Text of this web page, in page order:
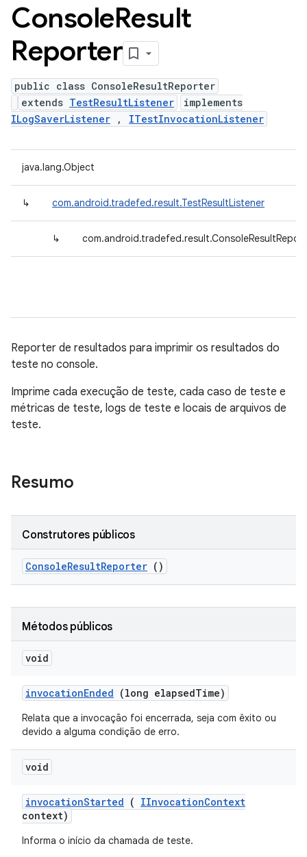
ConsoleResult
Reporter
public class ConsoleResultReporter
extends TestResultListener
implements
ILogSaverListener , ITestInvocationListener
java.lang.Object
↳ com.android.tradefed.result.TestResultListener
↳
Reporter de resultados para imprimir os resultados do
teste no console.
Imprime cada execução de teste, cada caso de teste e
métricas de teste, logs de teste e locais de arquivos de
teste.
Resumo
Construtores públicos
ConsoleResultReporter ()
Métodos públicos
void
invocationEnded (long elapsedTime)
Relata que a invocação foi encerrada, seja com êxito ou
devido a alguma condição de erro.
void
invocationStarted ( IInvocationContext
context)
Informa o início da chamada de teste.